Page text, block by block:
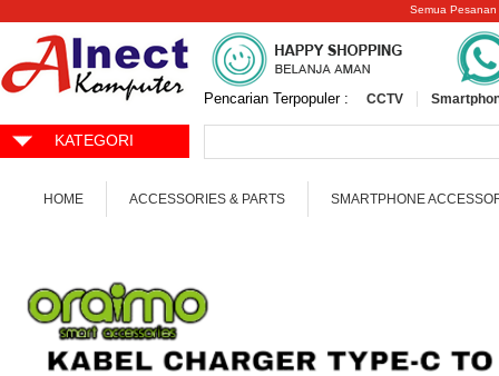
Semua Pesanan
Pencarian Terpopuler : CCTV
KATEGORI
HOME ACCESSORIES & PARTS SMARTPHONE